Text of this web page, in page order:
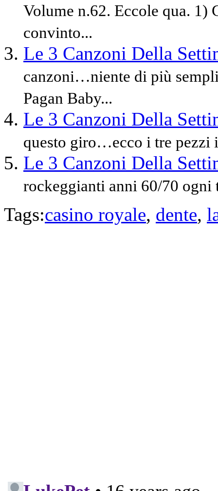
Volume n.62. Eccole qua. 1)
convinto...
Le 3 Canzoni Della
canzoni…niente di più
Pagan Baby...
Le 3 Canzoni Della
questo giro…ecco i tre pezzi
Le 3 Canzoni Della
rockeggianti anni 60/70
Tags:casino royale, dente,